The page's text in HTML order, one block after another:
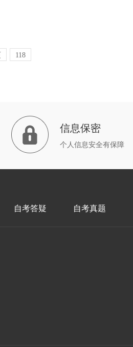
118
信息保密
个人信息安全有保障
自考答疑 自考真题